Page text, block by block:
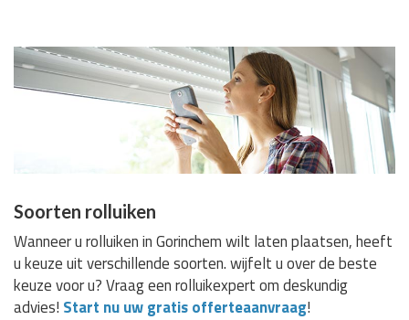
Soorten rolluiken
Wanneer u rolluiken in Gorinchem wilt laten plaatsen, heeft
u keuze uit verschillende soorten. wijfelt u over de beste
keuze voor u? Vraag een rolluikexpert om deskundig
advies! Start nu uw gratis offerteaanvraag!